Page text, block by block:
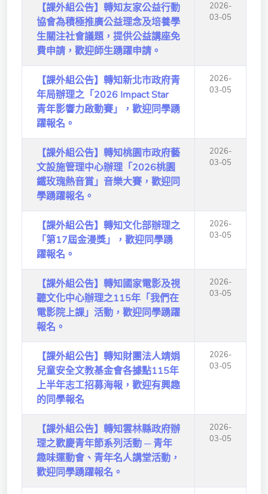
研究中心
通識教學部
獨立學術單位
【課外組公告】轉知友家公益行動
協會為積極推廣公益理念及培養學
生關注社會議題，提供公益講座免
費申請，歡迎師生踴躍申請。
2026-
03-05
【課外組公告】轉知新北市政府青
年局辦理之「2026 Impact Star
青年影響力啟動賽」，歡迎同學踴
躍報名。
2026-
03-05
【課外組公告】轉知桃園市政府藝
文設施管理中心辦理「2026桃園
鐵玫瑰熱音賞」音樂大賽，歡迎同
學踴躍報名。
2026-
03-05
【課外組公告】轉知文化部辦理之
「第17屆金漫獎」，歡迎同學踴
躍報名。
2026-
03-05
【課外組公告】轉知國家電影及視
聽文化中心辦理之115年「我們在
電影院上課」活動，歡迎同學踴躍
報名。
2026-
03-05
【課外組公告】轉知財團法人靖娟
兒童安全文教基金會各據點115年
上半年志工招募海報，歡迎有興趣
的同學報名
2026-
03-05
【課外組公告】轉知雲林縣政府辦
理之歡慶青年節系列活動 ─ 青年
趣味運動會、青年名人講堂活動，
歡迎同學踴躍報名。
2026-
03-05